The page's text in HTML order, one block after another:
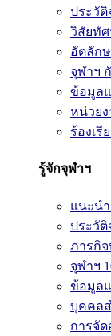
ประวัติ
วิสัยทั
อัตลัก
จุฬาฯ
ข้อมูล
หน่วย
ร้องเ
รู้จักจุฬาฯ
แนะน
ประวัติ
ภารกิ
จุฬาฯ
ข้อมูล
บุคคล
การจั